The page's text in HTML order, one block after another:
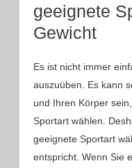
geeignete
Gewicht
Es ist nicht immer
auszuüben. Es kann
und Ihren Körper
Sportart wählen.
geeignete Sportart
entspricht. Wenn Sie